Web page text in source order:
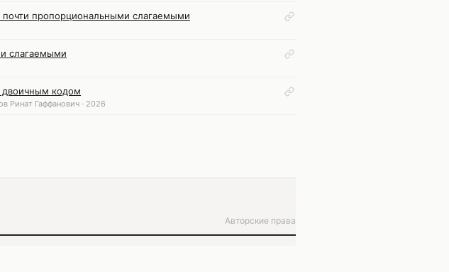
пропорциональными слагаемыми
слагаемыми
двоичным кодом
Ринат Гаффанович · 2026
Авторские права